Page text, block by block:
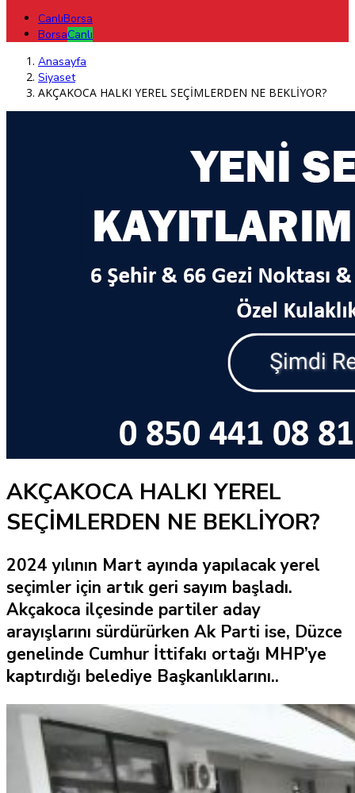
CanlıBorsa
BorsaCanlı
Anasayfa
Siyaset
AKÇAKOCA HALKI YEREL SEÇİMLERDEN NE BEKLİYOR?
AKÇAKOCA HALKI YEREL
SEÇİMLERDEN NE BEKLİYOR?
2024 yılının Mart ayında yapılacak yerel
seçimler için artık geri sayım başladı.
Akçakoca ilçesinde partiler aday
arayışlarını sürdürürken Ak Parti ise, Düzce
genelinde Cumhur İttifakı ortağı MHP’ye
kaptırdığı belediye Başkanlıklarını..